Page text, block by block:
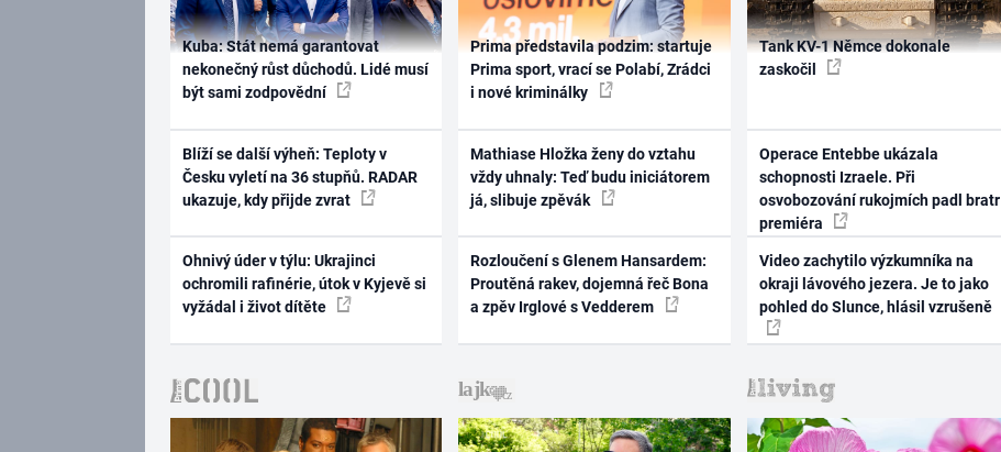
Kuba: Stát nemá garantovat
nekonečný růst důchodů. Lidé musí
být sami zodpovědní
Blíží se další výheň: Teploty v
Česku vyletí na 36 stupňů. RADAR
ukazuje, kdy přijde zvrat
Ohnivý úder v týlu: Ukrajinci
ochromili rafinérie, útok v Kyjevě si
vyžádal i život dítěte
Prima představila podzim: startuje
Prima sport, vrací se Polabí, Zrádci
i nové kriminálky
Mathiase Hložka ženy do vztahu
vždy uhnaly: Teď budu iniciátorem
já, slibuje zpěvák
Rozloučení s Glenem Hansardem:
Proutěná rakev, dojemná řeč Bona
a zpěv Irglové s Vedderem
Tank KV-1 Němce dokonale
zaskočil
Operace Entebbe ukázala
schopnosti Izraele. Při
osvobozování rukojmích padl bratr
premiéra
Video zachytilo výzkumníka na
okraji lávového jezera. Je to jako
pohled do Slunce, hlásil vzrušeně